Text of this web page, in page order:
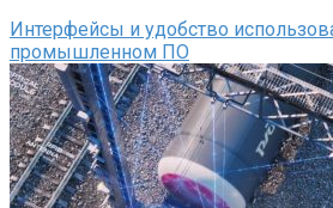
Интерфейсы и удобство
промышленном ПО